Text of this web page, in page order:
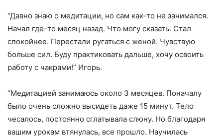
“Давно знаю о медитации, но сам как-то не занимался.
Начал где-то месяц назад. Что могу сказать. Стал
спокойнее. Перестали ругаться с женой. Чувствую
больше сил. Буду практиковать дальше, хочу освоить
работу с чакрами!” Игорь.
“Медитацией занимаюсь около 3 месяцев. Поначалу
было очень сложно высидеть даже 15 минут. Тело
чесалось, постоянно сглатывала слюну. Но благодаря
вашим урокам втянулась, все прошло. Научилась